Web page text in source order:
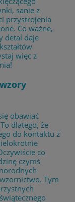
sanie z
przystrojenia
Co ważne,
detal daje
więc z
obawiać
dlatego, że
do kontaktu z
co
czymś
Tym